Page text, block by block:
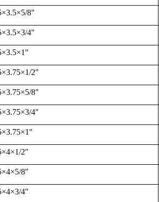
×3.5×5/8"
×3.5×3/4"
×3.5×1"
×3.75×1/2"
×3.75×5/8"
×3.75×3/4"
×3.75×1"
×4×1/2"
×4×5/8"
×4×3/4"